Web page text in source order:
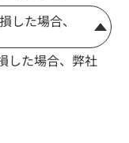
した場合、
した場合、弊社